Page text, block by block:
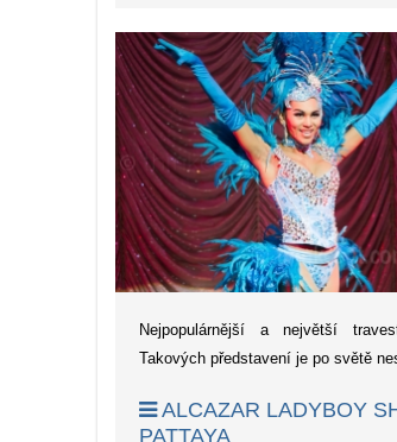
Nejpopulárnější a největší
Takových představení je po světě
ALCAZAR LADYBOY
PATTAYA